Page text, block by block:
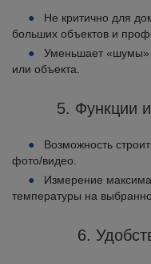
Не критично для
больших объектов и
Уменьшает «шумы»
или объекта.
5. Функции
Возможность
фото/видео.
Измерение
температуры на
6.